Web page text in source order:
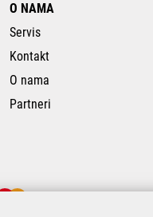
O NAMA
Servis
Kontakt
O nama
Partneri